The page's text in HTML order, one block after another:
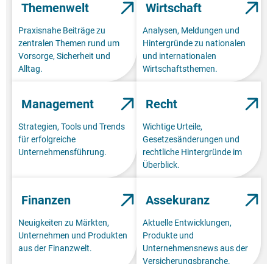
Themenwelt
Praxisnahe Beiträge zu
zentralen Themen rund um
Vorsorge, Sicherheit und
Alltag.
Wirtschaft
Analysen, Meldungen und
Hintergründe zu nationalen
und internationalen
Wirtschaftsthemen.
Management
Strategien, Tools und Trends
für erfolgreiche
Unternehmensführung.
Recht
Wichtige Urteile,
Gesetzesänderungen und
rechtliche Hintergründe im
Überblick.
Finanzen
Neuigkeiten zu Märkten,
Unternehmen und Produkten
aus der Finanzwelt.
Assekuranz
Aktuelle Entwicklungen,
Produkte und
Unternehmensnews aus der
Versicherungsbranche.